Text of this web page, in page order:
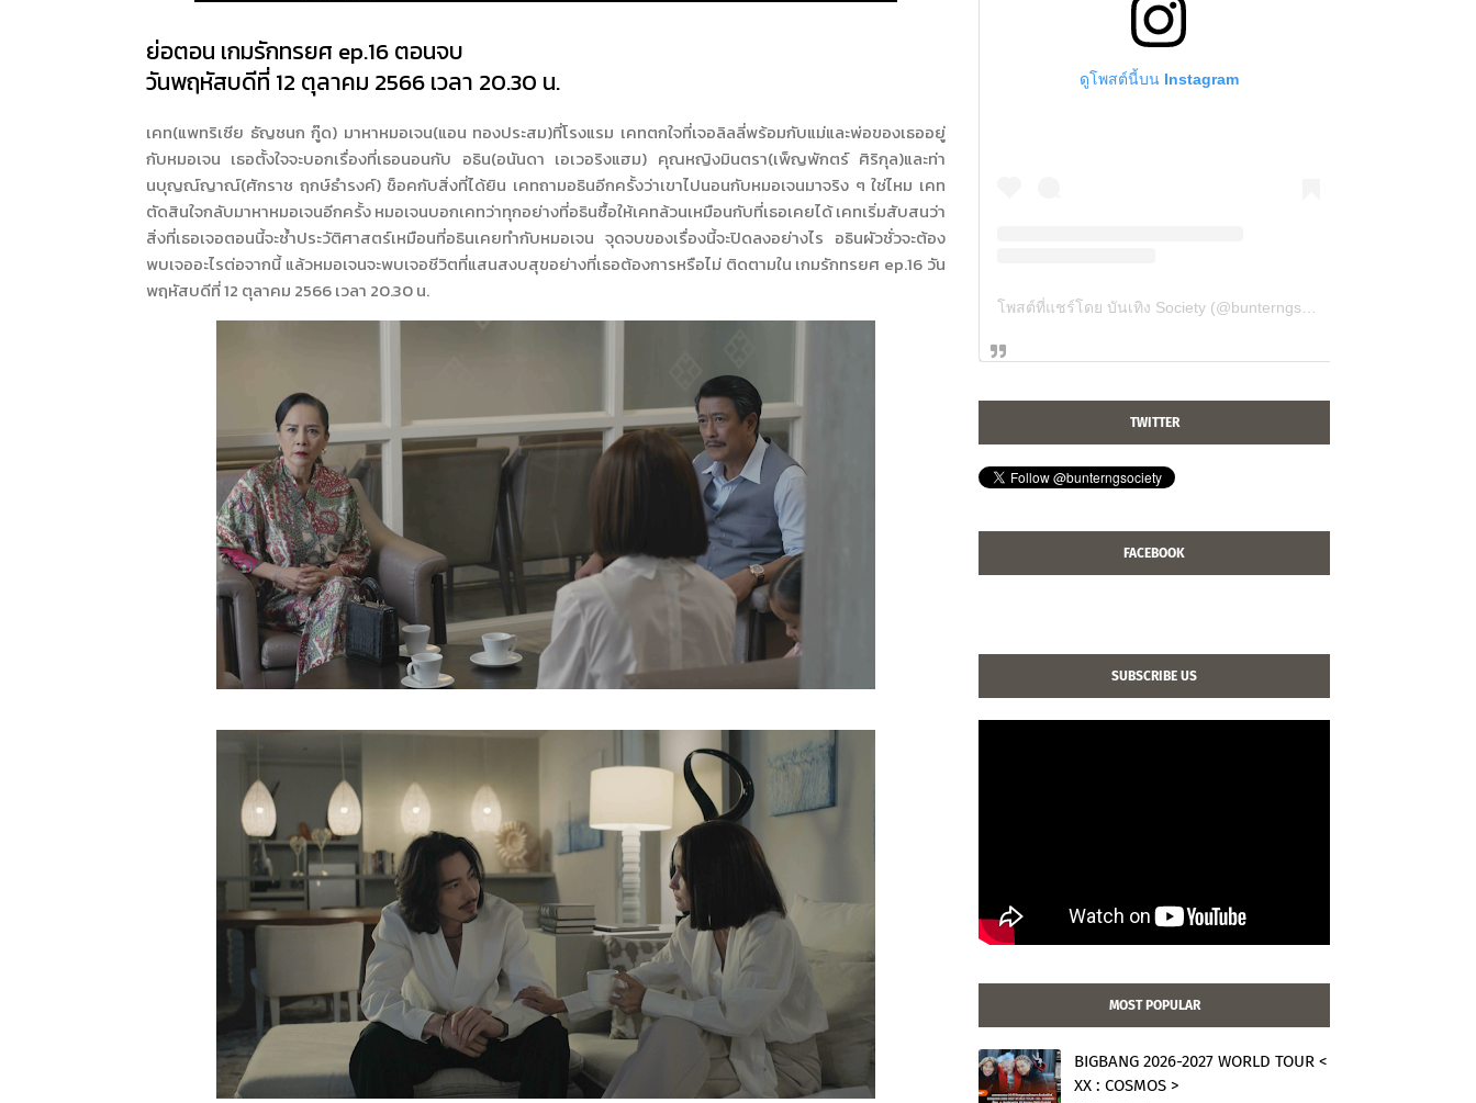
ย่อตอน เกมรักทรยศ ep.16 ตอนจบ
วันพฤหัสบดีที่ 12 ตุลาคม 2566 เวลา 20.30 น.
เคท(แพทริเซีย ธัญชนก กู๊ด) มาหาหมอเจน(แอน ทองประสม)ที่โรงแรม เคทตกใจที่เจอลิลลี่พร้อมกับแม่และพ่อของเธออยู่
กับหมอเจน เธอตั้งใจจะบอกเรื่องที่เธอนอนกับ อธิน(อนันดา เอเวอริงแฮม) คุณหญิงมินตรา(เพ็ญพักตร์ ศิริกุล)และท่า
นบุญณ์ญาณ์(ศักราช ฤกษ์ธำรงค์) ช็อคกับสิ่งที่ได้ยิน เคทถามอธินอีกครั้งว่าเขาไปนอนกับหมอเจนมาจริง ๆ ใช่ไหม เคท
ตัดสินใจกลับมาหาหมอเจนอีกครั้ง หมอเจนบอกเคทว่าทุกอย่างที่อธินซื้อให้เคทล้วนเหมือนกับที่เธอเคยได้ เคทเริ่มสับสนว่า
สิ่งที่เธอเจอตอนนี้จะซ้ำประวัติศาสตร์เหมือนที่อธินเคยทำกับหมอเจน จุดจบของเรื่องนี้จะปิดลงอย่างไร อธินผัวชั่วจะต้อง
พบเจออะไรต่อจากนี้ แล้วหมอเจนจะพบเจอชีวิตที่แสนสงบสุขอย่างที่เธอต้องการหรือไม่ ติดตามใน เกมรักทรยศ ep.16 วัน
พฤหัสบดีที่ 12 ตุลาคม 2566 เวลา 20.30 น.
ดูโพสต์นี้บน Instagram
TWITTER
FACEBOOK
SUBSCRIBE US
MOST POPULAR
BIGBANG 2026-2027 WORLD TOUR <
XX : COSMOS >